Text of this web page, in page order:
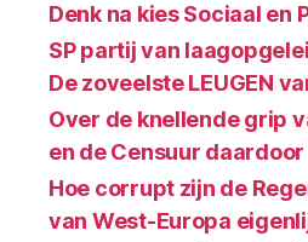
Denk na kies Sociaal en
SP partij van
De zoveelste LEUGEN
Over de knellende grip
en de Censuur
Hoe corrupt zijn de
van West-Europa